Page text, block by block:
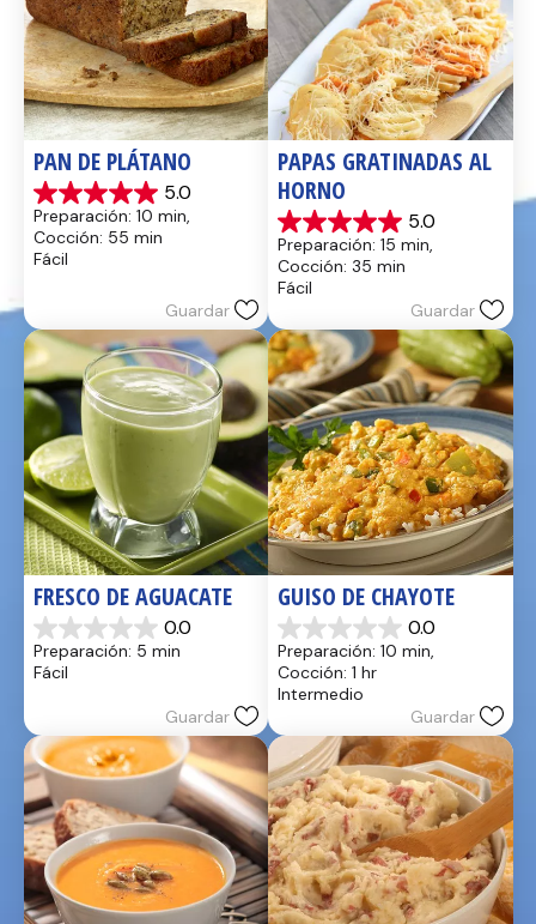
PAN DE PLÁTANO
5.0
5.0
de
5
estrellas.
Preparación: 10 min,
Cocción: 55 min
Fácil
Guardar
PAPAS GRATINADAS AL
HORNO
5.0
5.0
de
5
estrellas.
reseñas
Preparación: 15 min,
Cocción: 35 min
Fácil
Guardar
FRESCO DE AGUACATE
0.0
0.0
de
5
Preparación: 5 min
Fácil
Guardar
GUISO DE CHAYOTE
0.0
0.0
de
5
estrellas.
Preparación: 10 min,
Cocción: 1 hr
Intermedio
Guardar